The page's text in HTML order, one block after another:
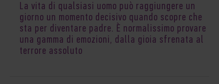
La vita di qualsiasi uomo può raggiungere un
giorno un momento decisivo quando scopre che
sta per diventare padre. È normalissimo provare
una gamma di emozioni, dalla gioia sfrenata al
terrore assoluto